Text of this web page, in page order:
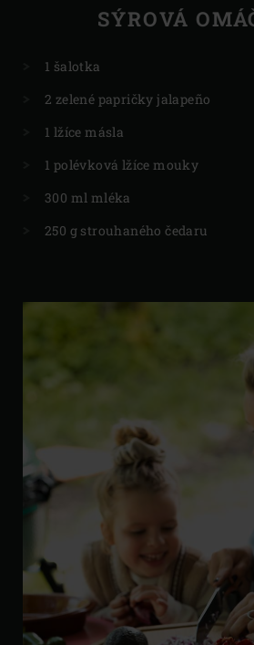
SÝROVÁ
1 šalotka
2 zelené papričky jalapeño
1 lžíce másla
1 polévková lžíce mouky
300 ml mléka
250 g strouhaného čedaru